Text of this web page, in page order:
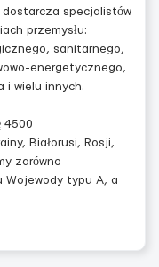
dostarcza specjalistów
przemysłu:
sanitarnego,
energetycznego,
i wielu innych.
4500
Białorusi, Rosji,
zarówno
Wojewody typu A, a